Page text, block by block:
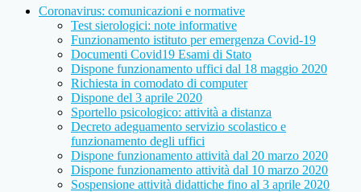
Coronavirus: comunicazioni e normative
Test sierologici: note informative
Funzionamento istituto per emergenza Covid-19
Documenti Covid19 Esami di Stato
Dispone funzionamento uffici dal 18 maggio 2020
Richiesta in comodato di computer
Dispone del 3 aprile 2020
Sportello psicologico: attività a distanza
Decreto adeguamento servizio scolastico e
funzionamento degli uffici
Dispone funzionamento attività dal 20 marzo 2020
Dispone funzionamento attività dal 10 marzo 2020
Sospensione attività didattiche fino al 3 aprile 2020